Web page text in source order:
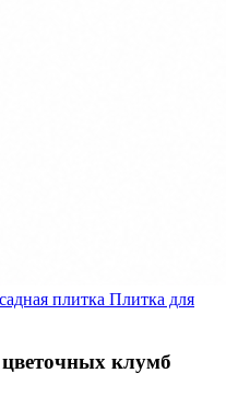
плитка Плитка для
клумб